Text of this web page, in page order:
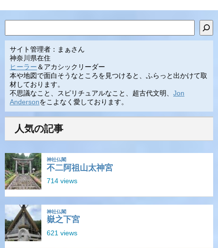
サイト管理者：まぁさん
神奈川県在住
ヒーラー ＆アカシックリーダー
本や地図で面白そうなところを見つけると、ふらっと出かけて取
材しております。
不思議なこと、スピリチュアルなこと、超古代文明、 Jon
Andersonをこよなく愛しております。
人気の記事